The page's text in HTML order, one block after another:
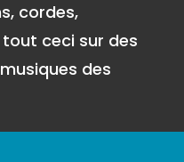
cordes,
ceci sur des
des